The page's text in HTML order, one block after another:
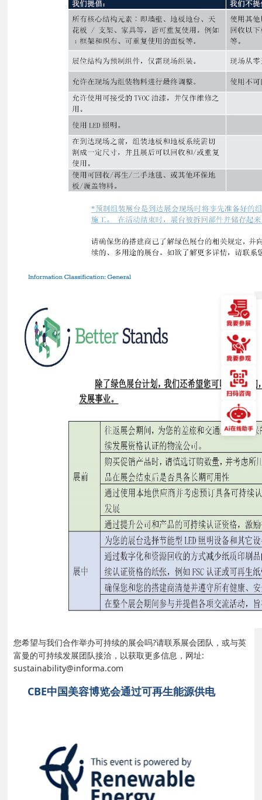
您希望与我们合作举办可持续的展会吗?请联系展会团队，或与英
富曼的可持续发展团队接洽，以获取更多信息，网址:
sustainability@informa.com
CBE中国美容博览会通过可再生能源供电